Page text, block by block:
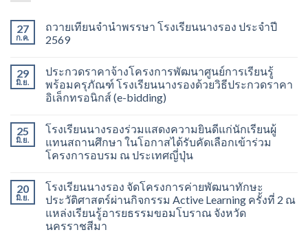
27
ก.ค.
ถวายเทียนจำนำพรรษา โรงเรียนนางรอง ประจำปี
2569
29
มิ.ย.
ประกวดราคาจ้างโครงการพัฒนาศูนย์การเรียนรู้
พร้อมครุภัณฑ์ โรงเรียนนางรองด้วยวิธีประกวดราคา
อิเล็กทรอนิกส์ (e-bidding)
25
มิ.ย.
โรงเรียนนางรองร่วมแสดงความยินดีแก่นักเรียนผู้
แทนสถานศึกษา ในโอกาสได้รับคัดเลือกเข้าร่วม
โครงการอบรม ณ ประเทศญี่ปุ่น
20
มิ.ย.
โรงเรียนนางรอง จัดโครงการค่ายพัฒนาทักษะ
ประวัติศาสตร์ผ่านกิจกรรม Active Learning ครั้งที่ 2 ณ
แหล่งเรียนรู้อารยธรรมขอมโบราณ จังหวัด
นครราชสีมา